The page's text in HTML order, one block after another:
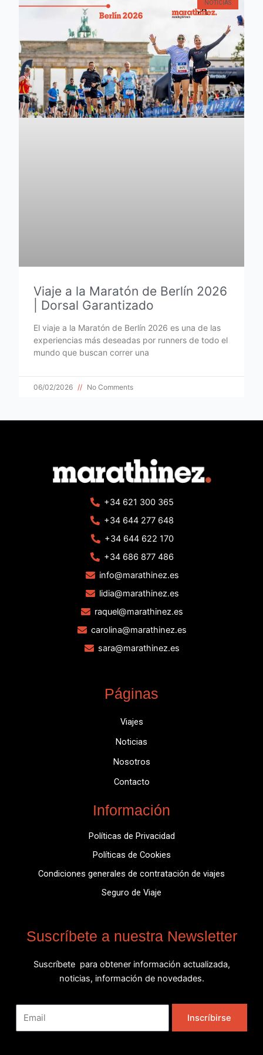
NOTICIAS
Viaje a la Maratón de Berlín 2026
| Dorsal Garantizado
El viaje a la Maratón de Berlín 2026 es una de las
experiencias más deseadas por runners de todo el
mundo que buscan correr una
06/02/2026 No Comments
+34 621 300 365
+34 644 277 648
+34 644 622 170
+34 686 877 486
info@marathinez.es
lidia@marathinez.es
raquel@marathinez.es
carolina@marathinez.es
sara@marathinez.es
Páginas
Viajes
Noticias
Nosotros
Contacto
Información
Políticas de Privacidad
Políticas de Cookies
Condiciones generales de contratación de viajes
Seguro de Viaje
Suscríbete a nuestra Newsletter
Suscríbete para obtener información actualizada,
noticias, información de novedades.
Inscríbirse